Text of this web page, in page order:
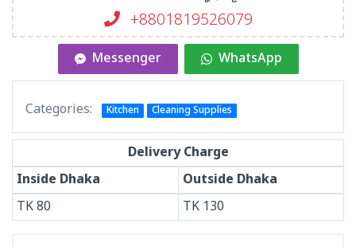
+8801819526079
Messenger WhatsApp
Categories: Kitchen Cleaning Supplies
Delivery Charge
Inside Dhaka
Outside Dhaka
TK80 TK 130